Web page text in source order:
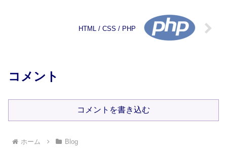
HTML / CSS / PHP
コメント
コメントを書き込む
ホーム Blog